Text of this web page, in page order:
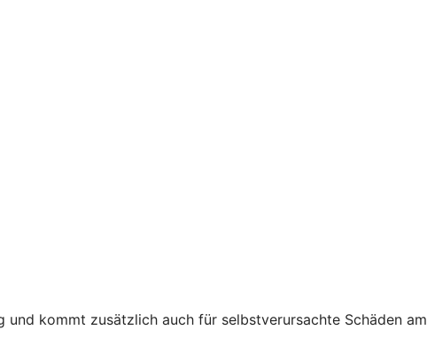
kommt zusätzlich auch für selbstverursachte Schäden am